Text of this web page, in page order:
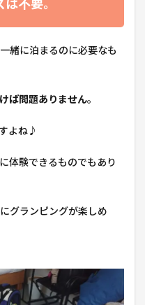
不要。
緒に泊まるのに必要なも
ば問題ありません。
よね♪
体験できるものでもあり
グランピングが楽しめ